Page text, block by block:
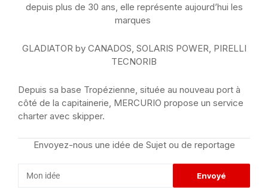
depuis plus de 30 ans, elle représente aujourd’hui les
marques
GLADIATOR by CANADOS, SOLARIS POWER, PIRELLI
TECNORIB
Depuis sa base Tropézienne, située au nouveau port à
côté de la capitainerie, MERCURIO propose un service
charter avec skipper.
Envoyez-nous une idée de Sujet ou de reportage